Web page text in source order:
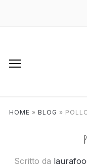
HOME » BLOG »
Scritto da